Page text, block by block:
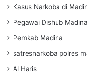
Kasus Narkoba di
Pegawai Dishub Madina
Pemkab Madina
satresnarkoba polres
Al Haris